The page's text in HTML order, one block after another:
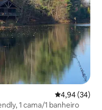
4,94 de uma
4,94 (34)
1 cama/1 banheiro